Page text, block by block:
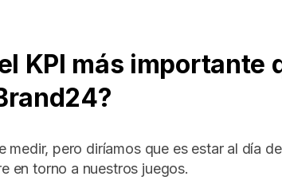
KPI más importante
medir, pero diríamos que es estar al día
en torno a nuestros juegos.